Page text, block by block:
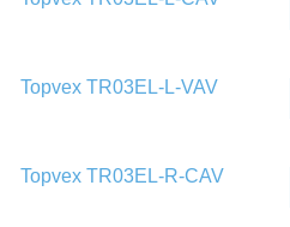
Topvex TR03EL-L-VAV
Topvex TR03EL-R-CAV